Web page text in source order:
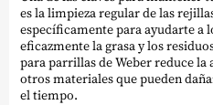
es la limpieza regular de las
específicamente para ayudarte
eficazmente la grasa y los
para parrillas de Weber reduce
otros materiales que pueden
el tiempo.